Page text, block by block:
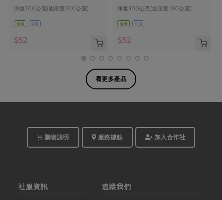
淨重300公克(固形量200公克)
全素 常溫
$52
淨重300公克(固形量180公克)
全素 常溫
$52
看更多產品
購物說明 服務據點 加入合作社
社服資訊 追蹤我們